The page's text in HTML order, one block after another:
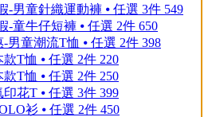
-男童針織運動褲 ⦁ 任選 3件 549
-童牛仔短褲 ⦁ 任選 2件 650
男童潮流T恤 ⦁ 任選 2件 398
T恤 ⦁ 任選 2件 220
T恤 ⦁ 任選 2件 250
花T ⦁ 任選 3件 399
衫 ⦁ 任選 2件 450